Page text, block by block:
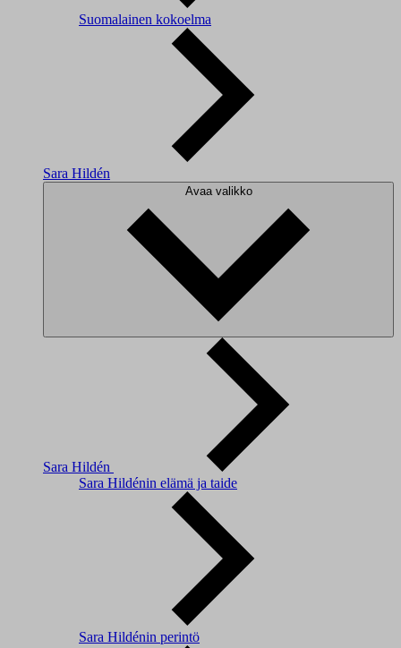
Suomalainen kokoelma
Sara Hildén
Avaa valikko
Sara Hildén
Sara Hildénin elämä ja taide
Sara Hildénin perintö